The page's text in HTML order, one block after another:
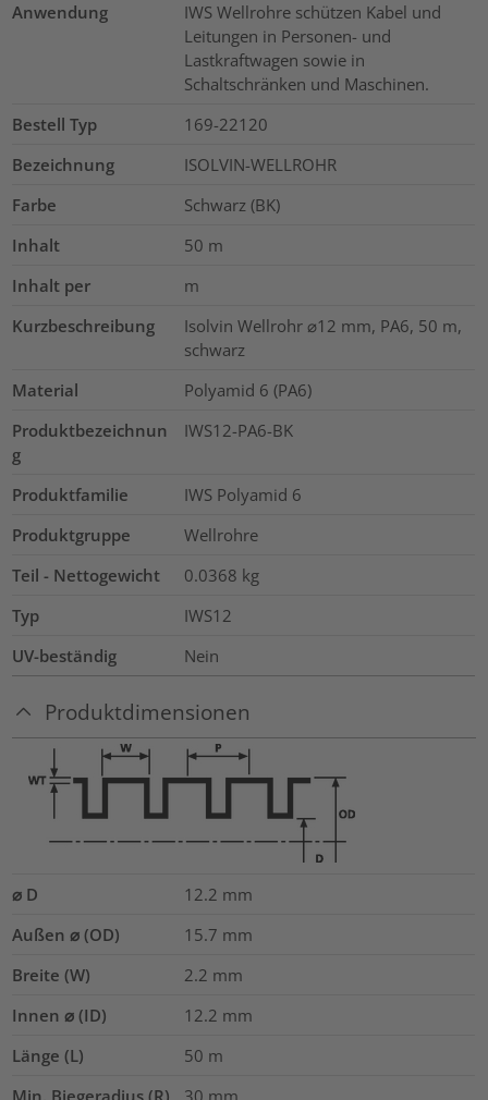
Anwendung
IWS Wellrohre schützen Kabel und
Leitungen in Personen- und
Lastkraftwagen sowie in
Schaltschränken und Maschinen.
Bestell Typ
169-22120
Bezeichnung
ISOLVIN-WELLROHR
Farbe
Schwarz (BK)
Inhalt
50 m
Inhalt per
m
Kurzbeschreibung
Isolvin Wellrohr ⌀12 mm, PA6, 50 m,
schwarz
Material
Polyamid 6 (PA6)
Produktbezeichnun
g
IWS12-PA6-BK
Produktfamilie
IWS Polyamid 6
Produktgruppe
Wellrohre
Teil - Nettogewicht
0.0368 kg
Typ
IWS12
UV-beständig
Nein
Produktdimensionen
⌀ D 12.2 mm
Außen ⌀ (OD)
15.7 mm
Breite (W)
2.2 mm
Innen ⌀ (ID)
12.2 mm
Länge (L)
50 m
Min. Biegeradius (R)
30 mm